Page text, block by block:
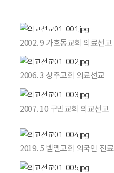
2002. 9 가호동교회 의료선교
2006. 3 상주교회 의료선교
2007. 10 구민교회 의교선교
2019. 5 벧엘교회 외국인 진료